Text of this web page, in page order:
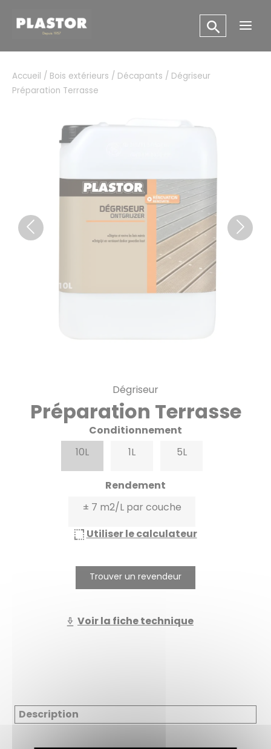
Main
Accueil / Bois extérieurs / Décapants / Dégriseur
Préparation Terrasse
Previous Next
Dégriseur
Préparation Terrasse
Conditionnement
10L
1L 5L
Rendement
± 7 m2/L par couche
Utiliser le calculateur
Trouver un revendeur
Voir la fiche technique
Description